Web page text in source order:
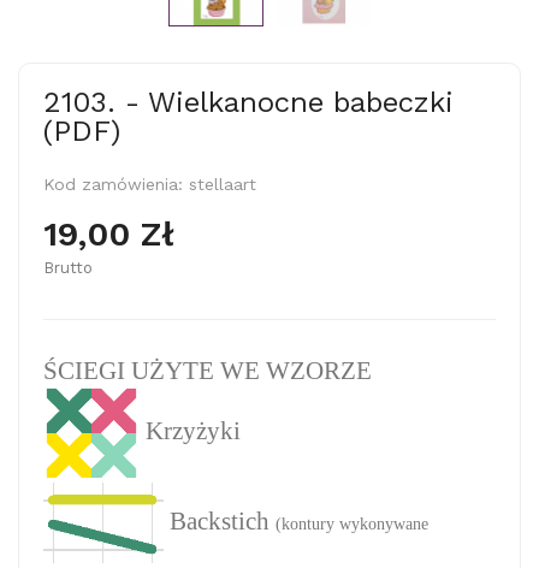
2103. - Wielkanocne babeczki
(PDF)
Kod zamówienia: stellaart
19,00 Zł
Brutto
ŚCIEGI UŻYTE WE WZORZE
Krzyżyki
Backstich (kontury wykonywane